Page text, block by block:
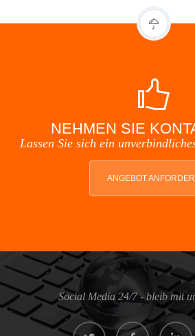
NEHMEN SIE
Lassen Sie sich ein
ANGEBOT
Social Media 24/7 - bleib mit